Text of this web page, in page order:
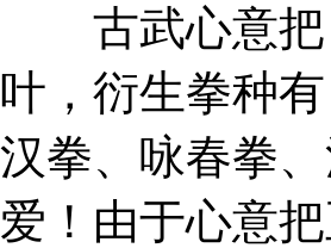
古武心意把
叶，衍生拳种
汉拳、咏春拳
爱！由于心意